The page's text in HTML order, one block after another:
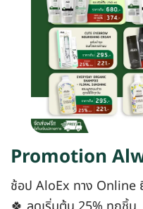
Promotion
ช้อป AloEx ทาง Online